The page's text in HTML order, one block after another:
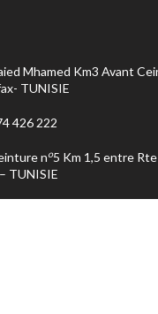
Mhamed Km3 Avant
TUNISIE
426 222
no5 Km 1,5 entre
TUNISIE